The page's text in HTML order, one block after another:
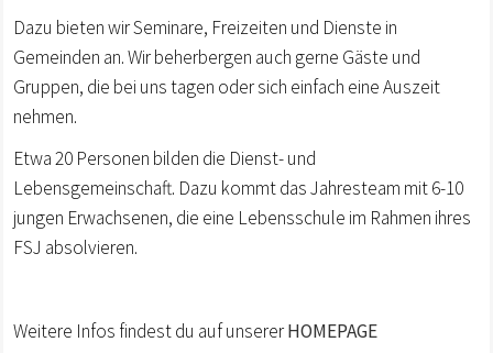
Dazu bieten wir Seminare, Freizeiten und Dienste in
Gemeinden an. Wir beherbergen auch gerne Gäste und
Gruppen, die bei uns tagen oder sich einfach eine Auszeit
nehmen.
Etwa 20 Personen bilden die Dienst- und
Lebensgemeinschaft. Dazu kommt das Jahresteam mit 6-10
jungen Erwachsenen, die eine Lebensschule im Rahmen ihres
FSJ absolvieren.
Weitere Infos findest du auf unsererHOMEPAGE